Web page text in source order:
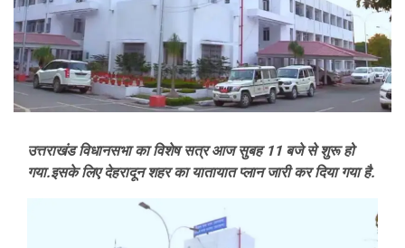
उत्तराखंड विधानसभा का विशेष सत्र आज सुबह 11 बजे से शुरू हो
गया.इसके लिए देहरादून शहर का यातायात प्लान जारी कर दिया गया है.